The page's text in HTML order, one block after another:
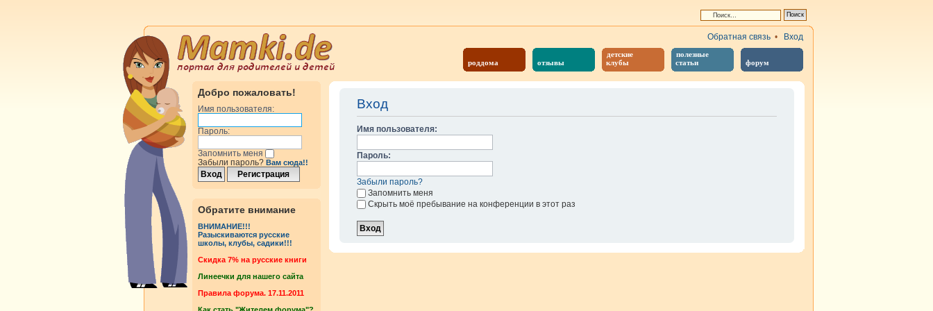
роддома отзывы
детские
клубы
полезные
статьи
форум
Обратная связь • Вход
Добро пожаловать!
Имя пользователя:
Пароль:
Запомнить меня
Забыли пароль? Вам сюда!!
Обратите внимание
ВНИМАНИЕ!!!
Разыскиваются русские
школы, клубы, садики!!!
Cкидка 7% на русские книги
Линеечки для нашего сайта
Правила форума. 17.11.2011
Вход
Имя пользователя:
Пароль:
Забыли пароль?
Запомнить меня
Скрыть моё пребывание на конференции в этот раз